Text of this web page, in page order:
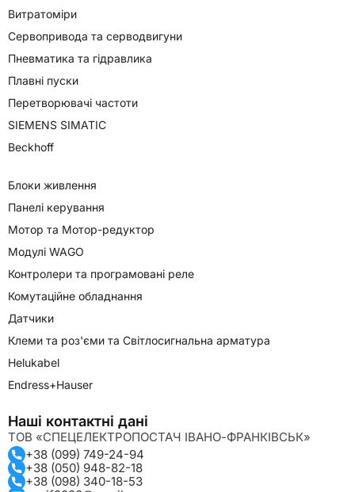
Витратоміри
Сервопривода та серводвигуни
Пневматика та гідравлика
Плавні пуски
Перетворювачі частоти
SIEMENS SIMATIC
Beckhoff
Блоки живлення
Панелі керування
Мотор та Мотор-редуктор
Модулі WAGO
Контролери та програмовані реле
Комутаційне обладнання
Датчики
Клеми та роз'єми та Світлосигнальна арматура
Helukabel
Endress+Hauser
Наші контактні дані
ТОВ «СПЕЦЕЛЕКТРОПОСТАЧ ІВАНО-ФРАНКІВСЬК»
+38 (099) 749-24-94
+38 (050) 948-82-18
+38 (098) 340-18-53